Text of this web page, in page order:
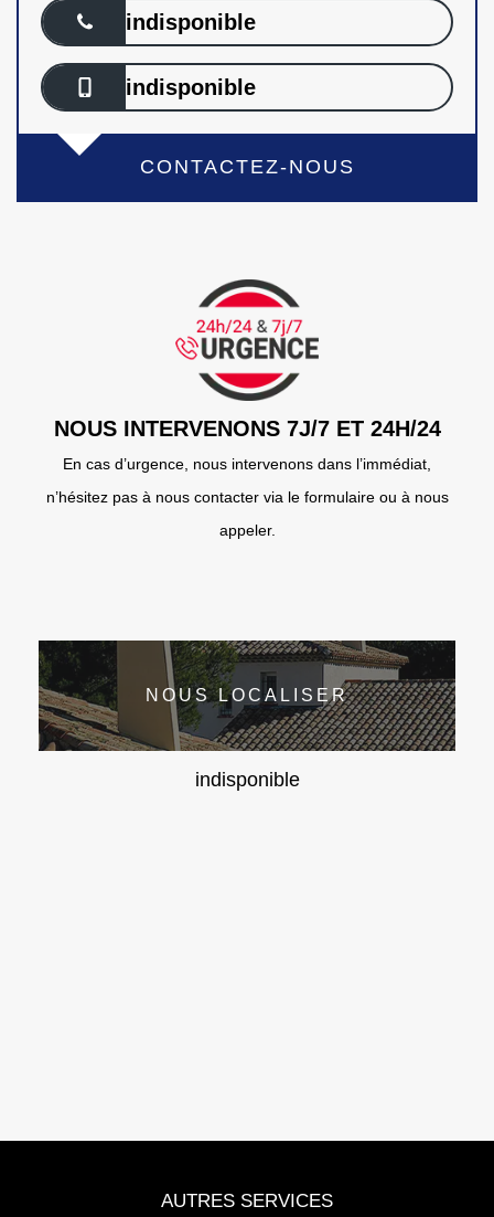
indisponible
indisponible
CONTACTEZ-NOUS
NOUS INTERVENONS 7J/7 ET 24H/24
En cas d’urgence, nous intervenons dans l’immédiat,
n’hésitez pas à nous contacter via le formulaire ou à nous
appeler.
NOUS LOCALISER
indisponible
AUTRES SERVICES